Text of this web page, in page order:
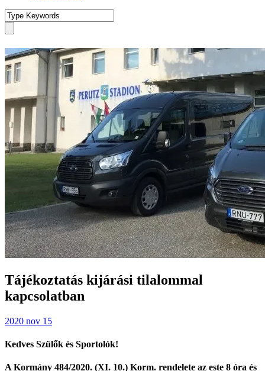
Tájékoztatás kijárási tilalommal
kapcsolatban
2020 nov 15
Kedves Szülők és Sportolók!
A Kormány 484/2020. (XI. 10.) Korm. rendelete az este 8 óra és